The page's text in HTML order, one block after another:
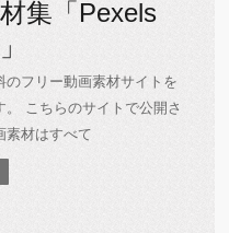
集「Pexels
のフリー動画素材サイトを
。 こちらのサイトで公開さ
素材はすべて